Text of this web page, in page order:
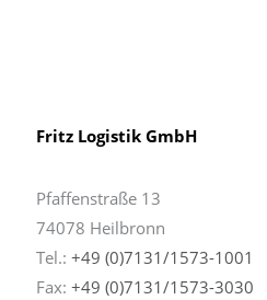
Fritz Logistik GmbH
Pfaffenstraße 13
74078 Heilbronn
Tel.: +49 (0)7131/1573-1001
Fax: +49 (0)7131/1573-3030